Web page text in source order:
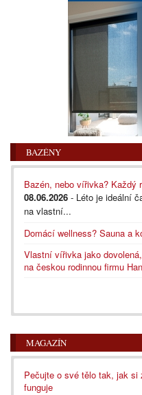
BAZÉNY
Bazén, nebo vířivka? Každý
08.06.2026 - Léto je ideální
na vlastní...
Domácí wellness? Sauna a
Vlastní vířivka jako
na českou rodinnou firmu
MAGAZÍN
Pečujte o své tělo tak, jak
funguje